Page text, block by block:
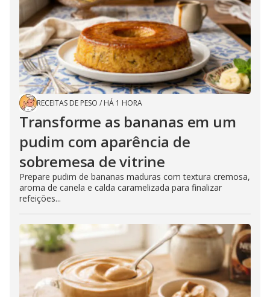
RECEITAS DE PESO / HÁ 1 HORA
Transforme as bananas em um
pudim com aparência de
sobremesa de vitrine
Prepare pudim de bananas maduras com textura cremosa,
aroma de canela e calda caramelizada para finalizar
refeições...